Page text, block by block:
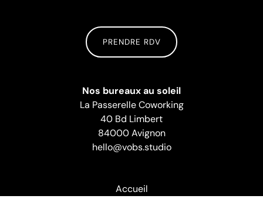
PRENDRE RDV
Nos bureaux au soleil
La Passerelle Coworking
40 Bd Limbert
84000 Avignon
hello@vobs.studio
Accueil